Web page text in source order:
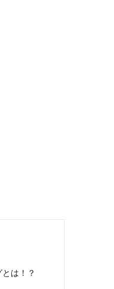
誰でもできる
ロントタイヤを浮かせて走る
です。マウンテンバイクに乗
は！？